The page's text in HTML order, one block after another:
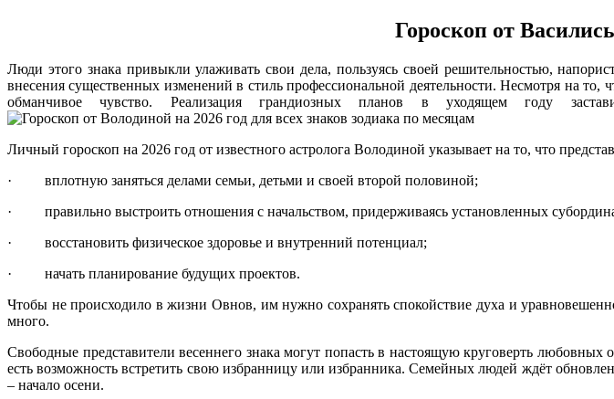
Гороскоп от
Люди этого знака привыкли улаживать свои дела, пользуясь своей решительностью,
внесения существенных изменений в стиль профессиональной деятельности. Несмотря на
обманчивое чувство. Реализация грандиозных планов в уходящем году
Личный гороскоп на 2026 год от известного астролога Володиной указывает на то, что
· вплотную заняться делами семьи, детьми и своей второй половиной;
· правильно выстроить отношения с начальством, придерживаясь установленных
· восстановить физическое здоровье и внутренний потенциал;
· начать планирование будущих проектов.
Чтобы не происходило в жизни Овнов, им нужно сохранять спокойствие духа и
много.
Свободные представители весеннего знака могут попасть в настоящую круговерть
есть возможность встретить свою избранницу или избранника. Семейных людей ждёт
– начало осени.